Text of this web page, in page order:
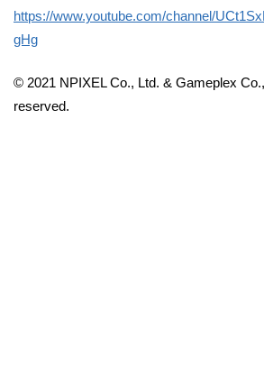
https://www.youtube.com/channel/
gHg
© 2021 NPIXEL Co., Ltd. & Gameplex
reserved.